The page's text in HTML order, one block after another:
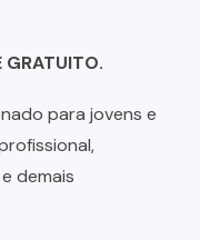
GRATUITO.
para jovens e
demais